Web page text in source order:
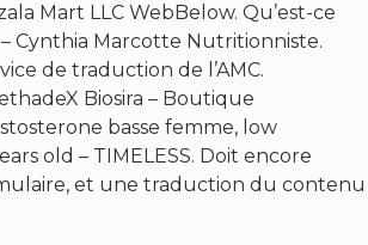
Mart LLC WebBelow. Qu’est-ce
Cynthia Marcotte Nutritionniste.
de traduction de l’AMC.
Biosira – Boutique
basse femme, low
old – TIMELESS. Doit encore
et une traduction du contenu